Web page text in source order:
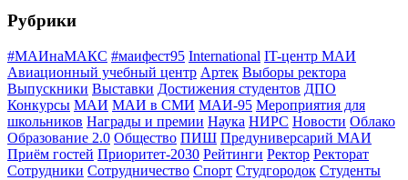
Рубрики
#МАИнаМАКС #маифест95 International IT-центр МАИ
Авиационный учебный центр Артек Выборы ректора
Выпускники Выставки Достижения студентов ДПО
Конкурсы МАИ МАИ в СМИ МАИ-95 Мероприятия для
школьников Награды и премии Наука НИРС Новости Облако
Образование 2.0 Общество ПИШ Предуниверсарий МАИ
Приём гостей Приоритет-2030 Рейтинги Ректор Ректорат
Сотрудники Сотрудничество Спорт Студгородок Студенты